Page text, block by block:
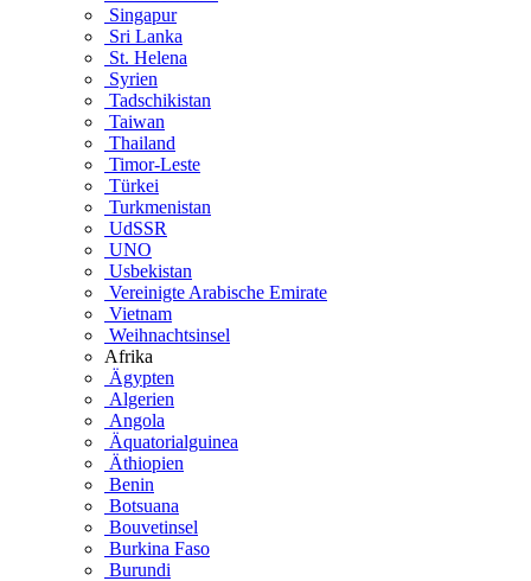
Singapur
Sri Lanka
St. Helena
Syrien
Tadschikistan
Taiwan
Thailand
Timor-Leste
Türkei
Turkmenistan
UdSSR
UNO
Usbekistan
Vereinigte Arabische Emirate
Vietnam
Weihnachtsinsel
Afrika
Ägypten
Algerien
Angola
Äquatorialguinea
Äthiopien
Benin
Botsuana
Bouvetinsel
Burkina Faso
Burundi